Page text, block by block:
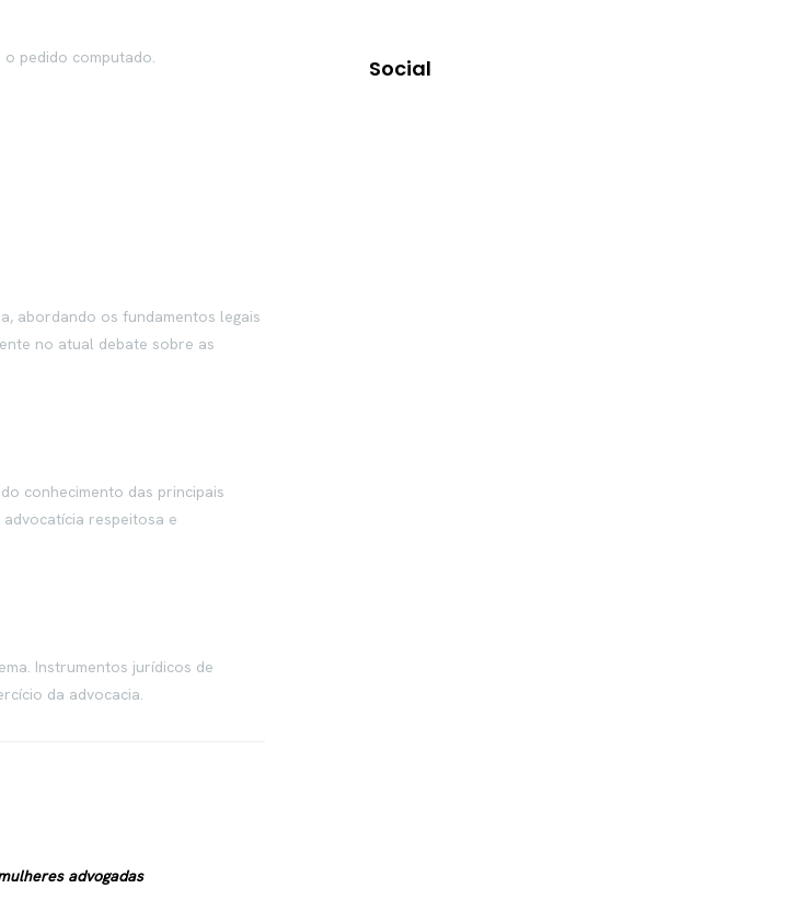
pedido computado.
abordando os fundamentos legais
no atual debate sobre as
conhecimento das principais
respeitosa e
Instrumentos jurídicos de
da advocacia.
advogadas
Social